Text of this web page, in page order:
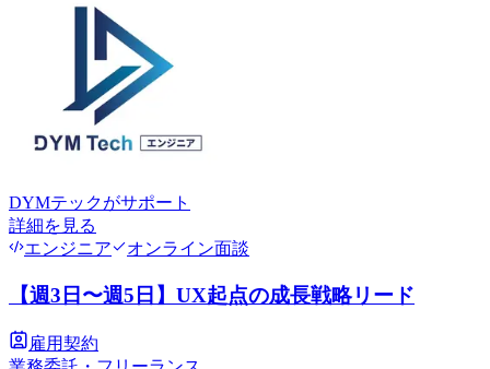
DYMテックがサポート
詳細を見る
エンジニア
オンライン面談
【週3日〜週5日】UX起点の成長戦略リード
雇用契約